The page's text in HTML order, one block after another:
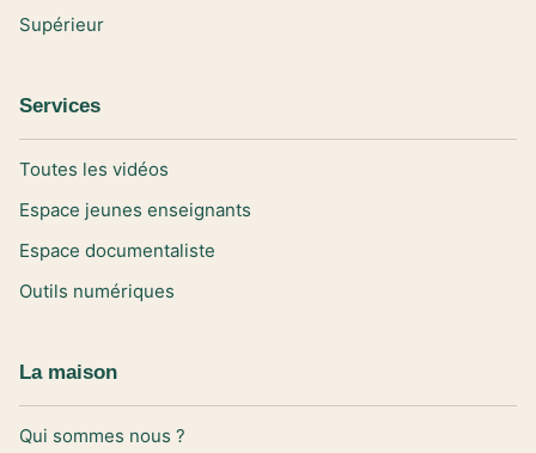
Supérieur
Services
Toutes les vidéos
Espace jeunes enseignants
Espace documentaliste
Outils numériques
La maison
Qui sommes nous ?